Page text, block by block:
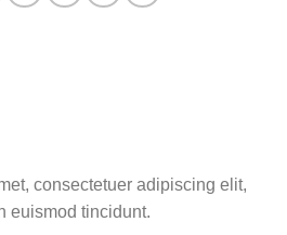
consectetuer adipiscing elit,
euismod tincidunt.